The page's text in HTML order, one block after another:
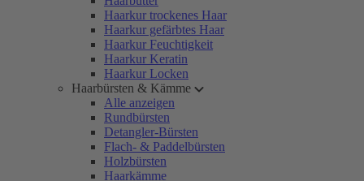
Haarkur trockenes Haar
Haarkur gefärbtes Haar
Haarkur Feuchtigkeit
Haarkur Keratin
Haarkur Locken
Haarbürsten & Kämme
Alle anzeigen
Rundbürsten
Detangler-Bürsten
Flach- & Paddelbürsten
Holzbürsten
Haarkämme